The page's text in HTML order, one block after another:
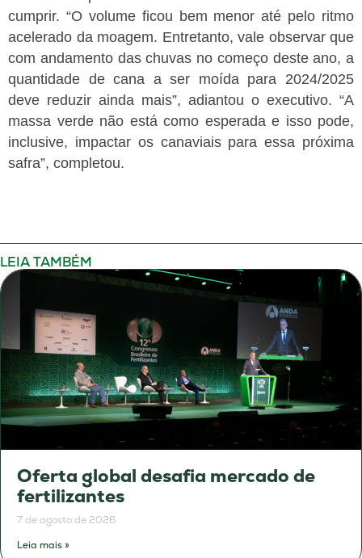
cumprir. “O volume ficou bem menor até pelo ritmo
acelerado da moagem. Entretanto, vale observar que
com andamento das chuvas no começo deste ano, a
quantidade de cana a ser moída para 2024/2025
deve reduzir ainda mais”, adiantou o executivo. “A
massa verde não está como esperada e isso pode,
inclusive, impactar os canaviais para essa próxima
safra”, completou.
LEIA TAMBÉM
Oferta global desafia mercado de
fertilizantes
7 de agosto de 2026
Leia mais »